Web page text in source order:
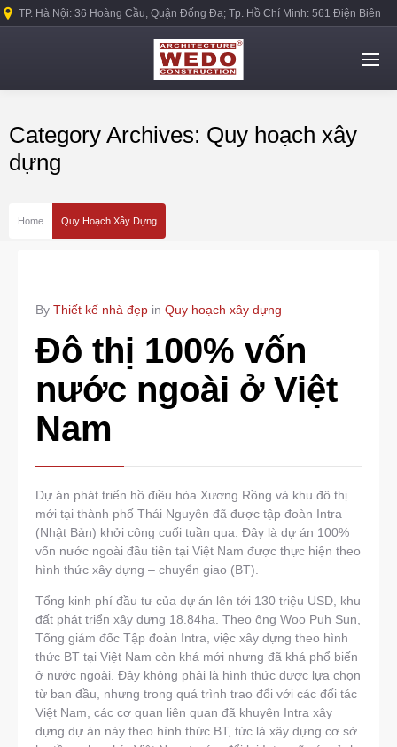
TP. Hà Nội: 36 Hoàng Cầu, Quận Đống Đa; Tp. Hồ Chí Minh: 561 Điện Biên
Category Archives: Quy hoạch xây
dựng
Home Quy Hoạch Xây Dựng
By Thiết kế nhà đẹp in Quy hoạch xây dựng
Đô thị 100% vốn
nước ngoài ở Việt
Nam
Dự án phát triển hồ điều hòa Xương Rồng và khu đô thị
mới tại thành phố Thái Nguyên đã được tập đoàn Intra
(Nhật Bản) khởi công cuối tuần qua. Đây là dự án 100%
vốn nước ngoài đầu tiên tại Việt Nam được thực hiện theo
hình thức xây dựng – chuyển giao (BT).
Tổng kinh phí đầu tư của dự án lên tới 130 triệu USD, khu
đất phát triển xây dựng 18.84ha. Theo ông Woo Puh Sun,
Tổng giám đốc Tập đoàn Intra, việc xây dựng theo hình
thức BT tại Việt Nam còn khá mới nhưng đã khá phổ biến
ở nước ngoài. Đây không phải là hình thức được lựa chọn
từ ban đầu, nhưng trong quá trình trao đổi với các đối tác
Việt Nam, các cơ quan liên quan đã khuyên Intra xây
dựng dự án này theo hình thức BT, tức là xây dựng cơ sở